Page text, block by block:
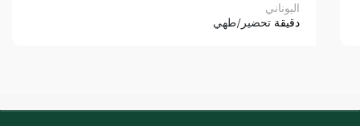
اليوناني
دقيقة تحضير/طهي